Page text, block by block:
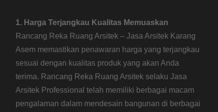
1. Harga Terjangkau Kualitas Memuaskan
Rancang Reka Ruang Arsitek – Jasa Arsitek Karang
Asem memastikan penawaran harga yang terjangkau
sesuai dengan kualitas produk yang akan Anda
terima. Rancang Reka Ruang Arsitek selaku Jasa
Arsitek Professional telah memiliki berbagai macam
pengalaman dalam mendesain bangunan di berbagai